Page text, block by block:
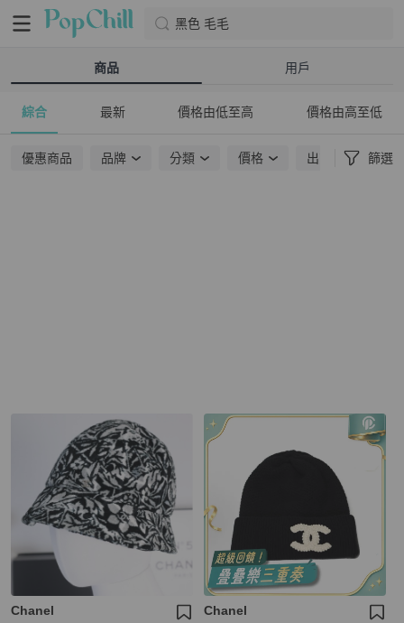
黑色 毛毛
商品 用戶
綜合 最新 價格由低至高 價格由高至低
優惠商品 品牌 分類 價格 出貨地點 篩選
Chanel Chanel